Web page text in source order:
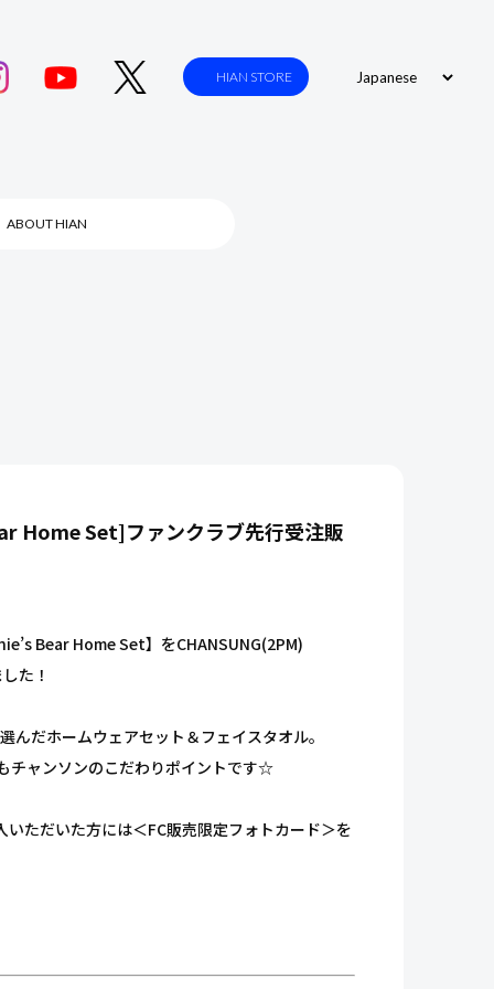
HIAN STORE
ABOUT HIAN
Home Set]ファンクラブ先行受注販
Bear Home Set】をCHANSUNG(2PM)
た！
だホームウェアセット＆フェイスタオル。
チャンソンのこだわりポイントです☆
いただいた方には＜FC販売限定フォトカード＞を